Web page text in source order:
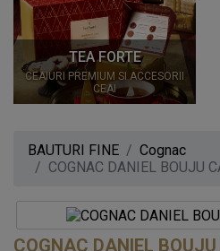
TEA FORTE
CEAIURI PREMIUM SI ACCESORII
CEAI
BAUTURI FINE
Cognac
COGNAC DANIEL BOUJU
COGNAC DANIEL